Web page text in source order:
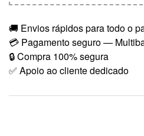
🚚 Envios rápidos para todo o
💳 Pagamento seguro —
🔒 Compra 100% segura
✅ Apoio ao cliente dedicado